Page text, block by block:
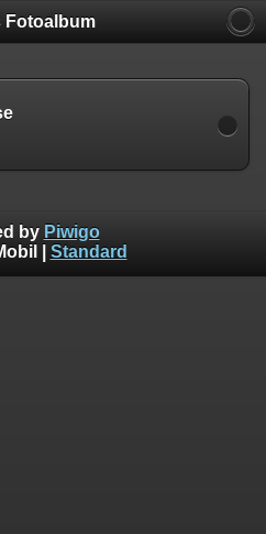
Fotoalbum
by Piwigo
Standard